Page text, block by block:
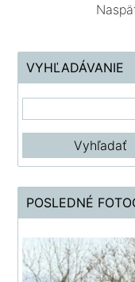
VYHĽADÁVANIE
POSLEDNÉ